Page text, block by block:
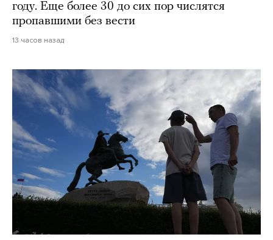
году. Еще более 30 до сих пор числятся
пропавшими без вести
13 часов назад